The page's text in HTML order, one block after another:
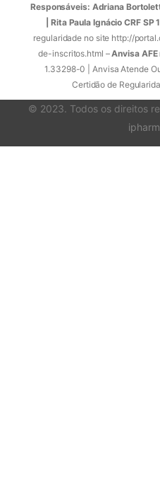
Responsáveis: Adriana
| Rita Paula Ignácio CRF SP
regularidade no site http://
de-inscritos.html –Anvisa
1.33298-0 | Anvisa Atende
Certidão de
© 2023. Todos os direitos